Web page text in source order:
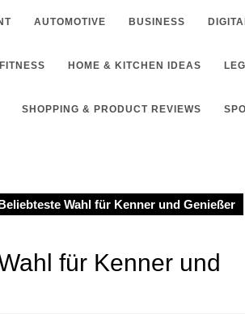
AUTOMOTIVE BUSINESS
HOME & KITCHEN IDEAS
SHOPPING & PRODUCT REVIEWS
Wahl für Kenner und Genießer
für Kenner und